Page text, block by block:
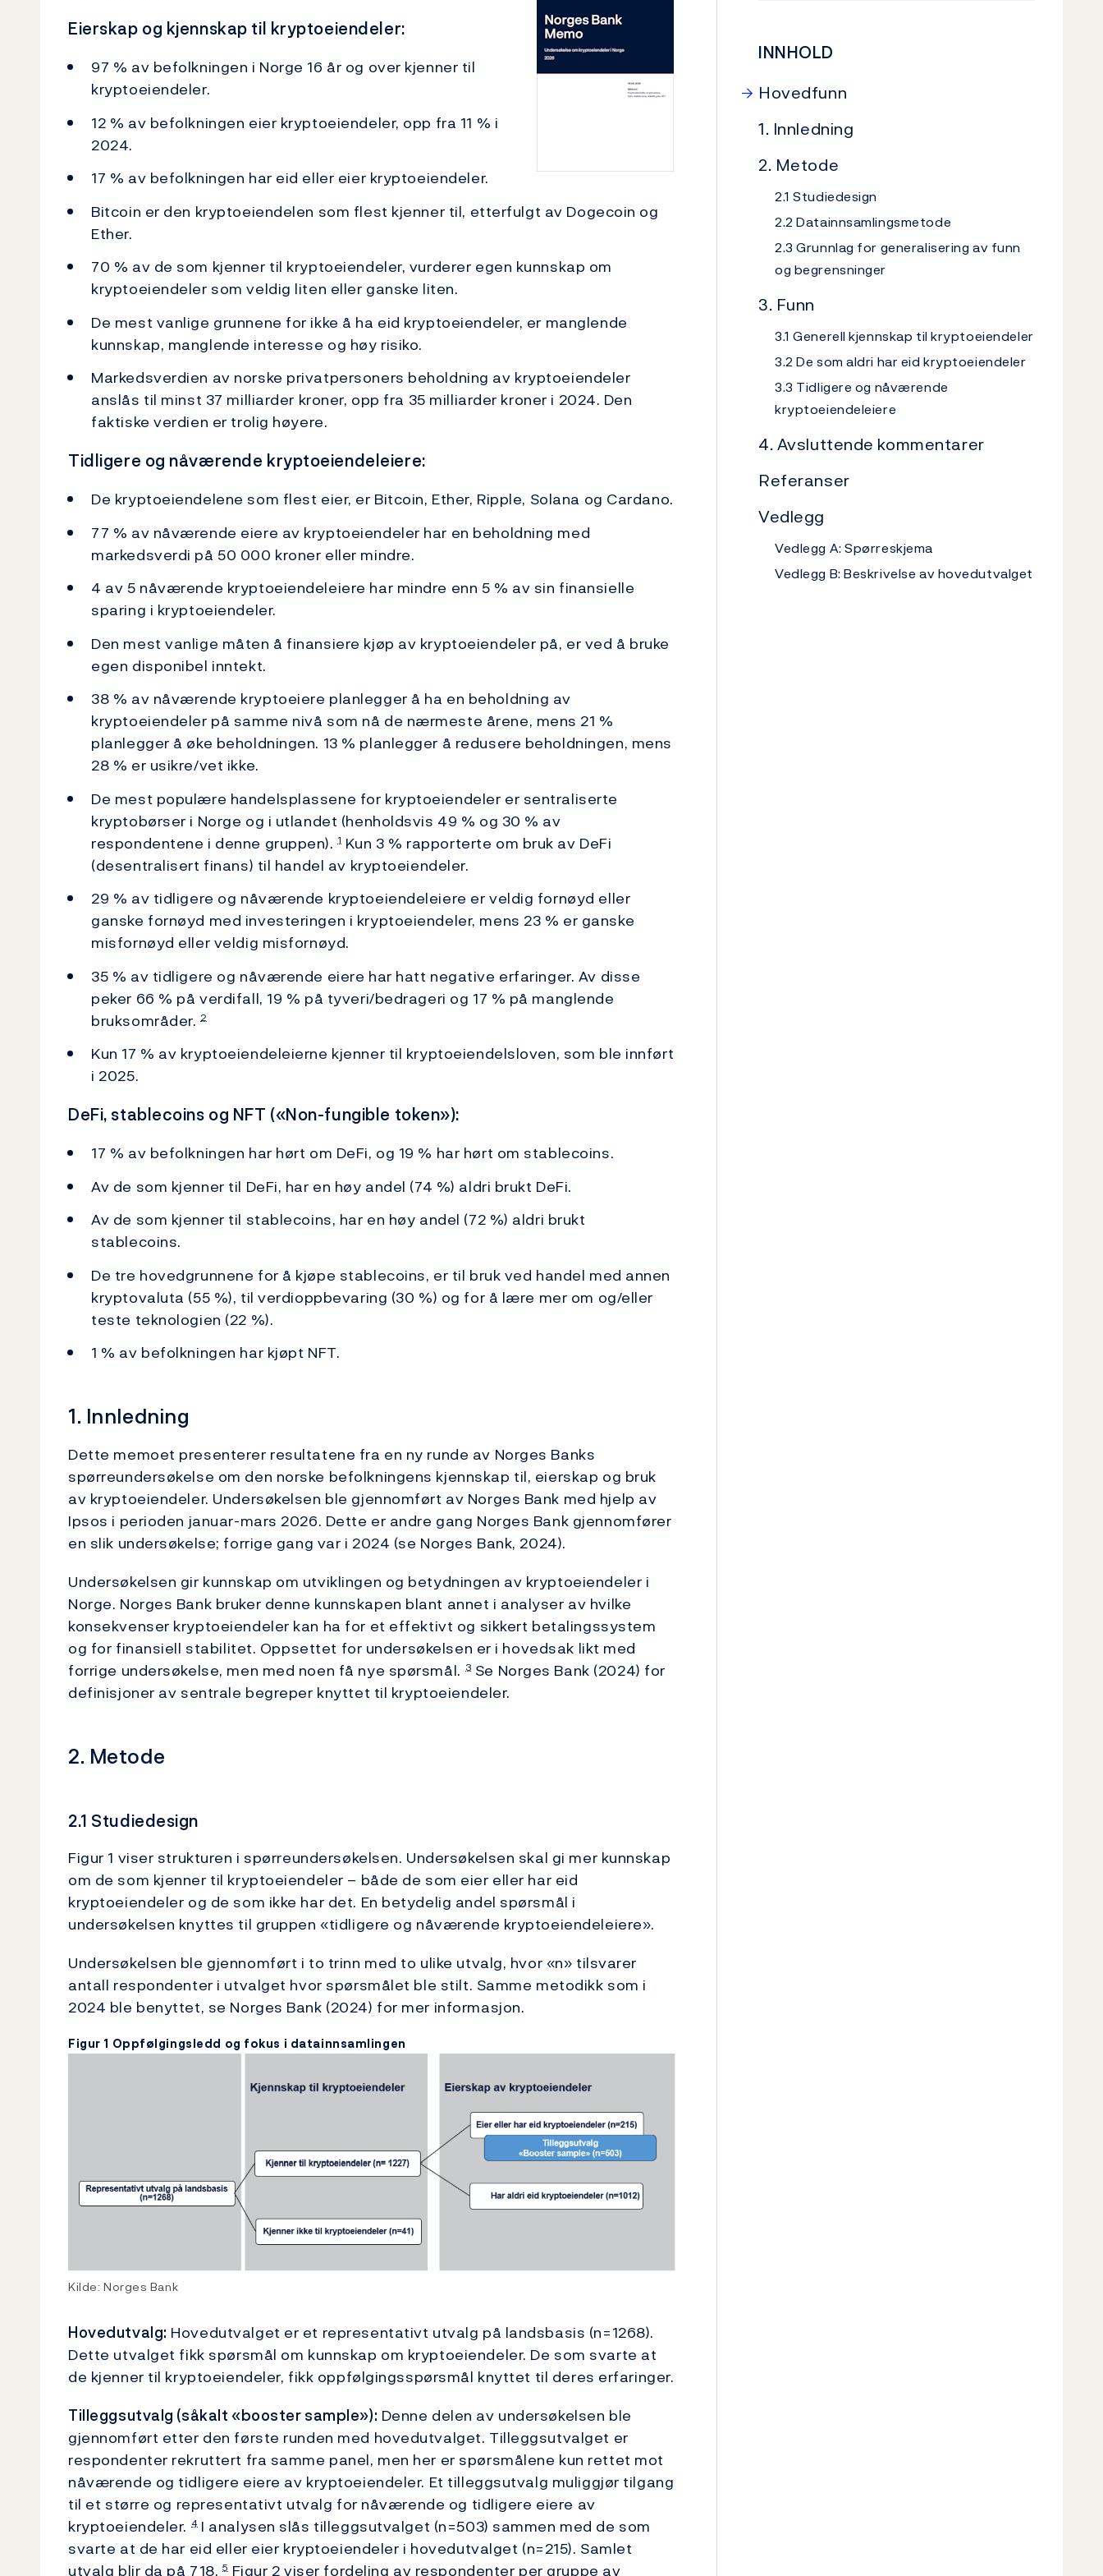
Eierskap og kjennskap til kryptoeiendeler:
97 % av befolkningen i Norge 16 år og over kjenner til
kryptoeiendeler.
12 % av befolkningen eier kryptoeiendeler, opp fra 11 % i
2024.
17 % av befolkningen har eid eller eier kryptoeiendeler.
Bitcoin er den kryptoeiendelen som flest kjenner til, etterfulgt av Dogecoin og
Ether.
70 % av de som kjenner til kryptoeiendeler, vurderer egen kunnskap om
kryptoeiendeler som veldig liten eller ganske liten.
De mest vanlige grunnene for ikke å ha eid kryptoeiendeler, er manglende
kunnskap, manglende interesse og høy risiko.
Markedsverdien av norske privatpersoners beholdning av kryptoeiendeler
anslås til minst 37 milliarder kroner, opp fra 35 milliarder kroner i 2024. Den
faktiske verdien er trolig høyere.
Tidligere og nåværende kryptoeiendeleiere:
De kryptoeiendelene som flest eier, er Bitcoin, Ether, Ripple, Solana og Cardano.
77 % av nåværende eiere av kryptoeiendeler har en beholdning med
markedsverdi på 50 000 kroner eller mindre.
4 av 5 nåværende kryptoeiendeleiere har mindre enn 5 % av sin finansielle
sparing i kryptoeiendeler.
Den mest vanlige måten å finansiere kjøp av kryptoeiendeler på, er ved å bruke
egen disponibel inntekt.
38 % av nåværende kryptoeiere planlegger å ha en beholdning av
kryptoeiendeler på samme nivå som nå de nærmeste årene, mens 21 %
planlegger å øke beholdningen. 13 % planlegger å redusere beholdningen, mens
28 % er usikre/vet ikke.
De mest populære handelsplassene for kryptoeiendeler er sentraliserte
kryptobørser i Norge og i utlandet (henholdsvis 49 % og 30 % av
respondentene i denne gruppen). 1 Kun 3 % rapporterte om bruk av DeFi
(desentralisert finans) til handel av kryptoeiendeler.
29 % av tidligere og nåværende kryptoeiendeleiere er veldig fornøyd eller
ganske fornøyd med investeringen i kryptoeiendeler, mens 23 % er ganske
misfornøyd eller veldig misfornøyd.
35 % av tidligere og nåværende eiere har hatt negative erfaringer. Av disse
peker 66 % på verdifall, 19 % på tyveri/bedrageri og 17 % på manglende
bruksområder. 2
Kun 17 % av kryptoeiendeleierne kjenner til kryptoeiendelsloven, som ble innført
i 2025.
DeFi, stablecoins og NFT («Non-fungible token»):
17 % av befolkningen har hørt om DeFi, og 19 % har hørt om stablecoins.
Av de som kjenner til DeFi, har en høy andel (74 %) aldri brukt DeFi.
Av de som kjenner til stablecoins, har en høy andel (72 %) aldri brukt
stablecoins.
De tre hovedgrunnene for å kjøpe stablecoins, er til bruk ved handel med annen
kryptovaluta (55 %), til verdioppbevaring (30 %) og for å lære mer om og/eller
teste teknologien (22 %).
1 % av befolkningen har kjøpt NFT.
1. Innledning
Dette memoet presenterer resultatene fra en ny runde av Norges Banks
spørreundersøkelse om den norske befolkningens kjennskap til, eierskap og bruk
av kryptoeiendeler. Undersøkelsen ble gjennomført av Norges Bank med hjelp av
Ipsos i perioden januar-mars 2026. Dette er andre gang Norges Bank gjennomfører
en slik undersøkelse; forrige gang var i 2024 (se Norges Bank, 2024).
Undersøkelsen gir kunnskap om utviklingen og betydningen av kryptoeiendeler i
Norge. Norges Bank bruker denne kunnskapen blant annet i analyser av hvilke
konsekvenser kryptoeiendeler kan ha for et effektivt og sikkert betalingssystem
og for finansiell stabilitet. Oppsettet for undersøkelsen er i hovedsak likt med
forrige undersøkelse, men med noen få nye spørsmål. 3 Se Norges Bank (2024) for
definisjoner av sentrale begreper knyttet til kryptoeiendeler.
2. Metode
2.1 Studiedesign
Figur 1 viser strukturen i spørreundersøkelsen. Undersøkelsen skal gi mer kunnskap
om de som kjenner til kryptoeiendeler – både de som eier eller har eid
kryptoeiendeler og de som ikke har det. En betydelig andel spørsmål i
undersøkelsen knyttes til gruppen «tidligere og nåværende kryptoeiendeleiere».
Undersøkelsen ble gjennomført i to trinn med to ulike utvalg, hvor «n» tilsvarer
antall respondenter i utvalget hvor spørsmålet ble stilt. Samme metodikk som i
2024 ble benyttet, se Norges Bank (2024) for mer informasjon.
Figur 1 Oppfølgingsledd og fokus i datainnsamlingen
Kilde: Norges Bank
Hovedutvalg: Hovedutvalget er et representativt utvalg på landsbasis (n=1268).
Dette utvalget fikk spørsmål om kunnskap om kryptoeiendeler. De som svarte at
de kjenner til kryptoeiendeler, fikk oppfølgingsspørsmål knyttet til deres erfaringer.
Tilleggsutvalg (såkalt «booster sample»): Denne delen av undersøkelsen ble
gjennomført etter den første runden med hovedutvalget. Tilleggsutvalget er
respondenter rekruttert fra samme panel, men her er spørsmålene kun rettet mot
nåværende og tidligere eiere av kryptoeiendeler. Et tilleggsutvalg muliggjør tilgang
til et større og representativt utvalg for nåværende og tidligere eiere av
kryptoeiendeler. 4I analysen slås tilleggsutvalget (n=503) sammen med de som
svarte at de har eid eller eier kryptoeiendeler i hovedutvalget (n=215). Samlet
utvalg blir da på 718. 5Figur 2 viser fordeling av respondenter per gruppe av
INNHOLD
Hovedfunn
1. Innledning
2. Metode
2.1 Studiedesign
2.2 Datainnsamlingsmetode
2.3 Grunnlag for generalisering av funn
og begrensninger
3. Funn
3.1 Generell kjennskap til kryptoeiendeler
3.2 De som aldri har eid kryptoeiendeler
3.3 Tidligere og nåværende
kryptoeiendeleiere
4. Avsluttende kommentarer
Referanser
Vedlegg
Vedlegg A: Spørreskjema
Vedlegg B: Beskrivelse av hovedutvalget